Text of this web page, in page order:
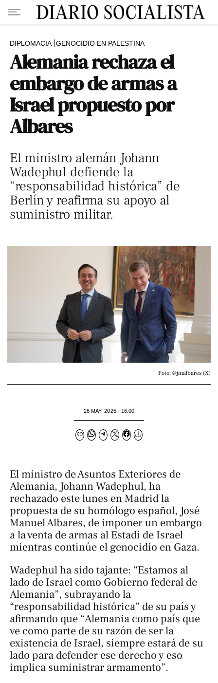
DIPLOMACIA GENOCIDIO EN PALESTINA
Alemania rechaza el
embargo de armas a
Israel propuesto por
Albares
El ministro alemán Johann
Wadephul defiende la
“responsabilidad histórica” de
Berlín y reafirma su apoyo al
suministro militar.
Foto: @jmalbares (X)
26 MAY. 2025 - 16:00
El ministro de Asuntos Exteriores de
Alemania, Johann Wadephul, ha
rechazado este lunes en Madrid la
propuesta de su homólogo español, José
Manuel Albares, de imponer un embargo
a la venta de armas al Estadi de Israel
mientras continúe el genocidio en Gaza.
Wadephul ha sido tajante: “Estamos al
lado de Israel como Gobierno federal de
Alemania”, subrayando la
“responsabilidad histórica” de su país y
afirmando que “Alemania como país que
ve como parte de su razón de ser la
existencia de Israel, siempre estará de su
lado para defender ese derecho y eso
implica suministrar armamento”.